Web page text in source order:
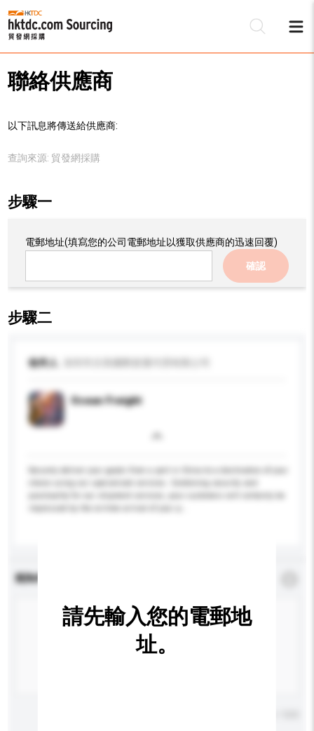
聯絡供應商
以下訊息將傳送給供應商:
查詢來源: 貿發網採購
步驟一
電郵地址(填寫您的公司電郵地址以獲取供應商的迅速回覆)
確認
步驟二
收件人
Ocean Freight
查詢內容
請先輸入您的電郵地
址。